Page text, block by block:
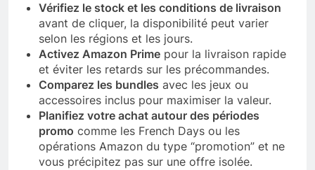
Vérifiez le stock et les conditions de livraison
avant de cliquer, la disponibilité peut varier
selon les régions et les jours.
Activez Amazon Prime pour la livraison rapide
et éviter les retards sur les précommandes.
Comparez les bundles avec les jeux ou
accessoires inclus pour maximiser la valeur.
Planifiez votre achat autour des périodes
promo comme les French Days ou les
opérations Amazon du type “promotion” et ne
vous précipitez pas sur une offre isolée.